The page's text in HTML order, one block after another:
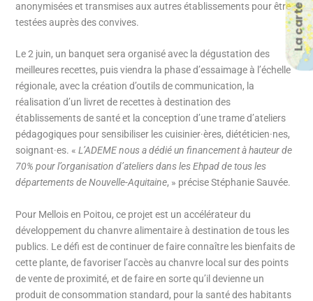
La carte
anonymisées et transmises aux autres établissements pour être
testées auprès des convives.
Le 2 juin, un banquet sera organisé avec la dégustation des
meilleures recettes, puis viendra la phase d’essaimage à l’échelle
régionale, avec la création d’outils de communication, la
réalisation d’un livret de recettes à destination des
établissements de santé et la conception d’une trame d’ateliers
pédagogiques pour sensibiliser les cuisinier·ères, diététicien·nes,
soignant·es. «L’ADEME nous a dédié un financement à hauteur de
70% pour l’organisation d’ateliers dans les Ehpad de tous les
départements de Nouvelle-Aquitaine, » précise Stéphanie Sauvée.
Pour Mellois en Poitou, ce projet est un accélérateur du
développement du chanvre alimentaire à destination de tous les
publics. Le défi est de continuer de faire connaître les bienfaits de
cette plante, de favoriser l’accès au chanvre local sur des points
de vente de proximité, et de faire en sorte qu’il devienne un
produit de consommation standard, pour la santé des habitants